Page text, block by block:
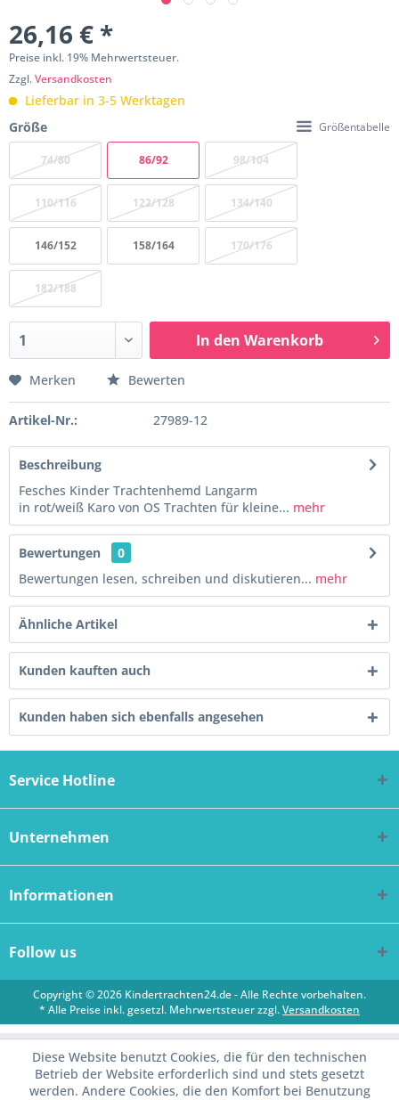
26,16 € *
Preise inkl. 19% Mehrwertsteuer.
Zzgl.Versandkosten
Lieferbar in 3-5 Werktagen
Größe
Größentabelle
74/80 86/92 98/104
110/116 122/128 134/140
146/152 158/164 170/176
182/188
In den Warenkorb
Merken Bewerten
Artikel-Nr.: 27989-12
Beschreibung
Fesches Kinder Trachtenhemd Langarm
in rot/weiß Karo von OS Trachten für kleine... mehr
Bewertungen
0
Bewertungen lesen, schreiben und diskutieren... mehr
Ähnliche Artikel
Kunden kauften auch
Kunden haben sich ebenfalls angesehen
Service Hotline
Unternehmen
Informationen
Follow us
Copyright © 2026 Kindertrachten24.de - Alle Rechte vorbehalten.
* Alle Preise inkl. gesetzl. Mehrwertsteuer zzgl.Versandkosten
Diese Website benutzt Cookies, die für den technischen
Betrieb der Website erforderlich sind und stets gesetzt
werden. Andere Cookies, die den Komfort bei Benutzung